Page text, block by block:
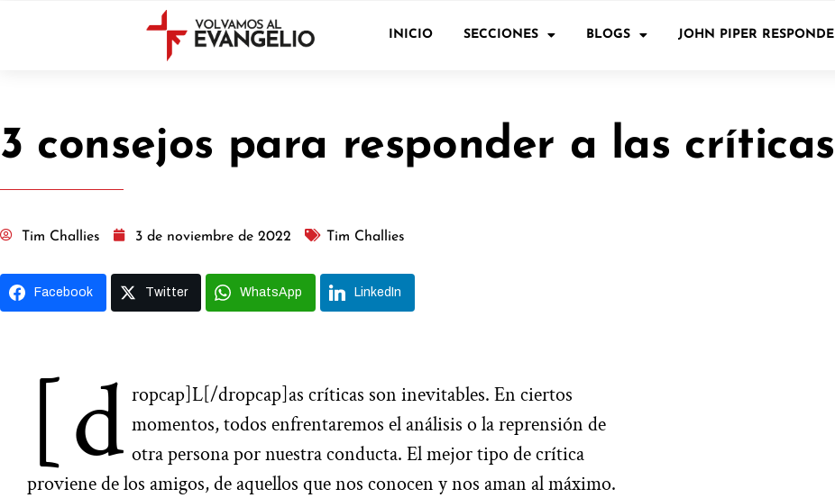
INICIO SECCIONES BLOGS JOHN PIPER RESPONDE
3 consejos para responder a las críticas
Tim Challies 3 de noviembre de 2022 Tim Challies
Facebook Twitter WhatsApp LinkedIn
[d ropcap]L[/dropcap]as críticas son inevitables. En ciertos
momentos, todos enfrentaremos el análisis o la reprensión de
otra persona por nuestra conducta. El mejor tipo de crítica
proviene de los amigos, de aquellos que nos conocen y nos aman al máximo.